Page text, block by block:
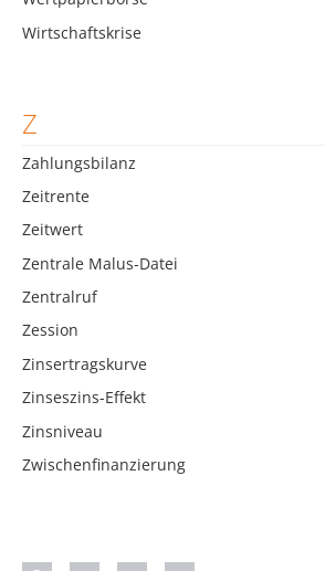
Wirtschaftskrise
Z
Zahlungsbilanz
Zeitrente
Zeitwert
Zentrale Malus-Datei
Zentralruf
Zession
Zinsertragskurve
Zinseszins-Effekt
Zinsniveau
Zwischenfinanzierung